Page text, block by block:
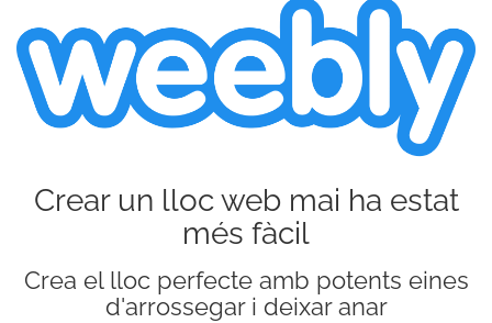
Crear un lloc web mai ha estat
més fàcil
Crea el lloc perfecte amb potents eines
d'arrossegar i deixar anar